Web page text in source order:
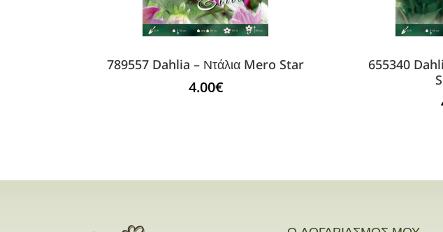
789557 Dahlia – Ντάλια Mero Star
4.00€
655340